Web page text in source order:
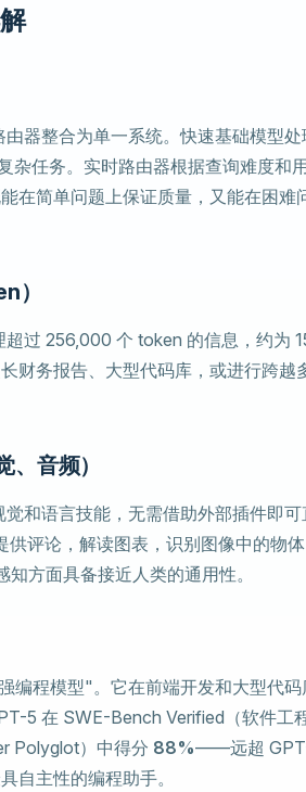
器整合为单一系统。快速基础模型
杂任务。实时路由器根据查询难度和
在简单问题上保证质量，又能在困难
）
过 256,000 个 token 的信息，约为
财务报告、大型代码库，或进行跨越
音频）
和语言技能，无需借助外部插件即
评论，解读图表，识别图像中的物
方面具备接近人类的通用性。
编程模型"。它在前端开发和大型代
5 在 SWE-Bench Verified（软件工
Polyglot）中得分 88%——远超
自主性的编程助手。